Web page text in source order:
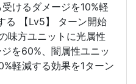
けるダメージを10%軽
る 【Lv5】 ターン開始
味方ユニットに光属性
を60%、闇属性ユニッ
軽減する効果を1ターン